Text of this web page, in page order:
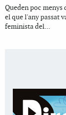
Queden poc menys
el que l'any passat
feminista del...